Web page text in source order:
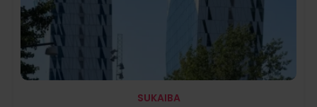
SUKAIBA